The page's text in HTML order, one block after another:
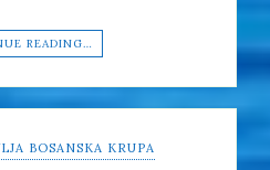
READING…
BOSANSKA KRUPA